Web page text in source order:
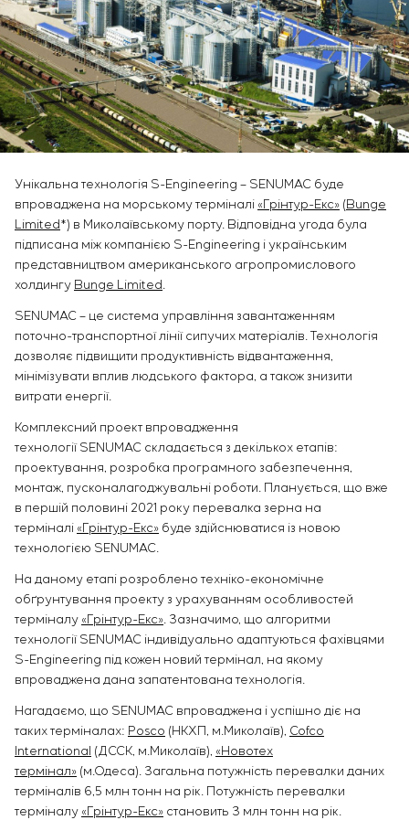
замовника
Сервісне обслуговування
Управління проєктами
Аутсорсинг
Консалтингові послуги
Індивідуальна розробка та випробування
щитового обладнання
управління
Розробка спеціальних алгоритмів
Розробка систем управління
Інфраструктура
Хімічна промисловість
Цементна промисловість
Вакансії
Стажування
Ветеранам
КОНТАКТИ
Унікальна технологія S-Engineering – SENUMAC буде
впроваджена на морському терміналі «Грінтур-Екс» (Bunge
Limited*) в Миколаївському порту. Відповідна угода була
підписана між компанією S-Engineering і українським
представництвом американського агропромислового
холдингу Bunge Limited.
SENUMAC – це система управління завантаженням
поточно-транспортної лінії сипучих матеріалів. Технологія
дозволяє підвищити продуктивність відвантаження,
мінімізувати вплив людського фактора, а також знизити
витрати енергії.
Комплексний проект впровадження
технології SENUMAC складається з декількох етапів:
проектування, розробка програмного забезпечення,
монтаж, пусконалагоджувальні роботи. Планується, що вже
в першій половині 2021 року перевалка зерна на
терміналі «Грінтур-Екс» буде здійснюватися із новою
технологією SENUMAC.
На даному етапі розроблено техніко-економічне
обґрунтування проекту з урахуванням особливостей
терміналу «Грінтур-Екс». Зазначимо, що алгоритми
технології SENUMAC індивідуально адаптуються фахівцями
S-Engineering під кожен новий термінал, на якому
впроваджена дана запатентована технологія.
Нагадаємо, що SENUMAC впроваджена і успішно діє на
таких терміналах: Posco (НКХП, м.Миколаїв), Cofco
International (ДССК, м.Миколаїв), «Новотех
термінал» (м.Одеса). Загальна потужність перевалки даних
терміналів 6,5 млн тонн на рік. Потужність перевалки
терміналу «Грінтур-Екс» становить 3 млн тонн на рік.